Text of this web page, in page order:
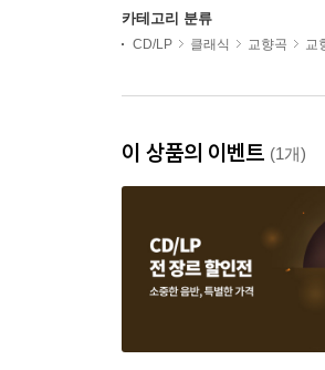
카테고리 분류
CD/LP 클래식 교향곡 교
이 상품의 이벤트 (1개)